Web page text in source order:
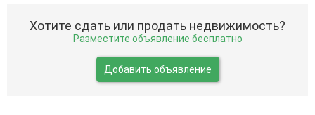
Хотите сдать или продать недвижимость?
Разместите объявление бесплатно
Добавить объявление